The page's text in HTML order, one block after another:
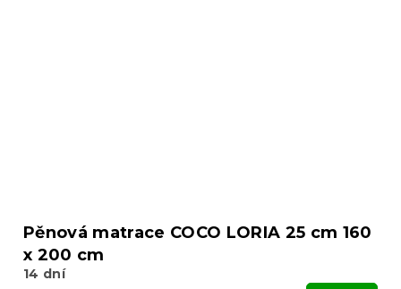
Pěnová matrace COCO LORIA 25 cm 160
x 200 cm
14 dní